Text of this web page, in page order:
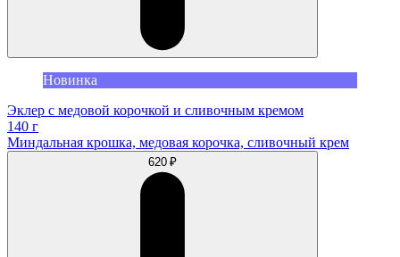
Новинка
Эклер с медовой корочкой и сливочным кремом
140 г
Миндальная крошка, медовая корочка, сливочный крем
620 ₽